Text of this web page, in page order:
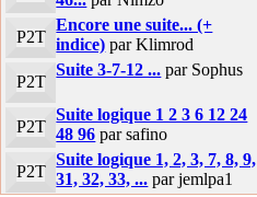
P2T
Encore une suite... (+
indice) par Klimrod
P2T
Suite 3-7-12 ... par Sophus
P2T
Suite logique 1 2 3 6 12 24
48 96 par safino
P2T
Suite logique 1, 2, 3, 7, 8, 9,
31, 32, 33, ... par jemlpa1